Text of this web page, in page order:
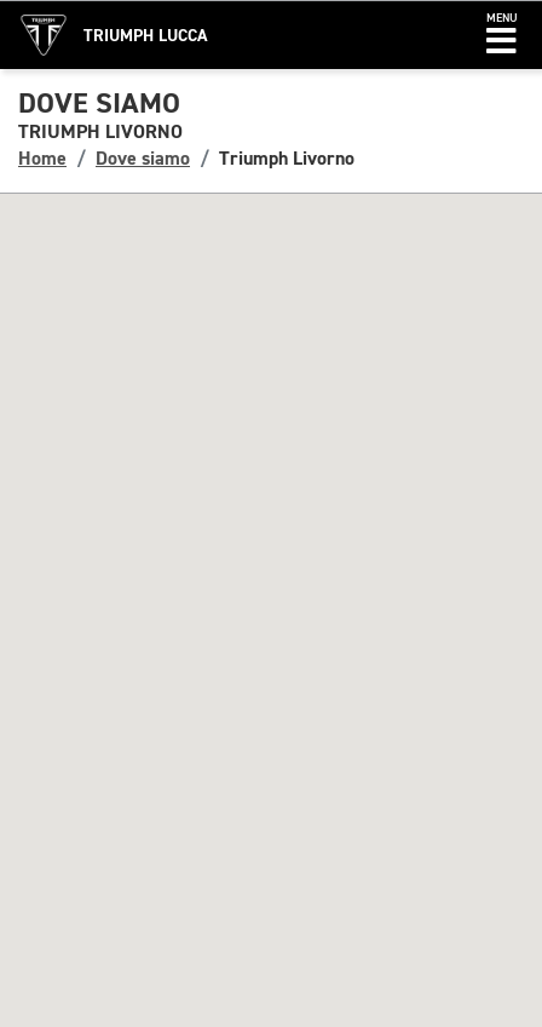
TRIUMPH LUCCA
MENU
DOVE SIAMO
TRIUMPH LIVORNO
Home
Dove siamo Triumph Livorno